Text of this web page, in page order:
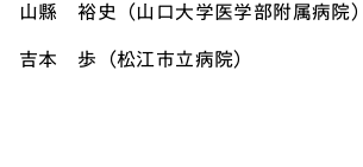
山縣 裕史（山口大学医学部附属病院）
吉本 歩（松江市立病院）